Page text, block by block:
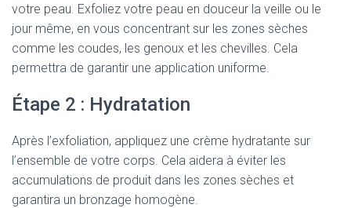
votre peau. Exfoliez votre peau en douceur la veille ou le
jour même, en vous concentrant sur les zones sèches
comme les coudes, les genoux et les chevilles. Cela
permettra de garantir une application uniforme.
Étape 2 : Hydratation
Après l’exfoliation, appliquez une crème hydratante sur
l’ensemble de votre corps. Cela aidera à éviter les
accumulations de produit dans les zones sèches et
garantira un bronzage homogène.